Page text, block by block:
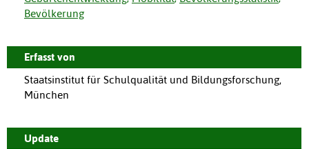
Bevölkerung
Erfasst von
Staatsinstitut für Schulqualität und Bildungsforschung,
München
Update